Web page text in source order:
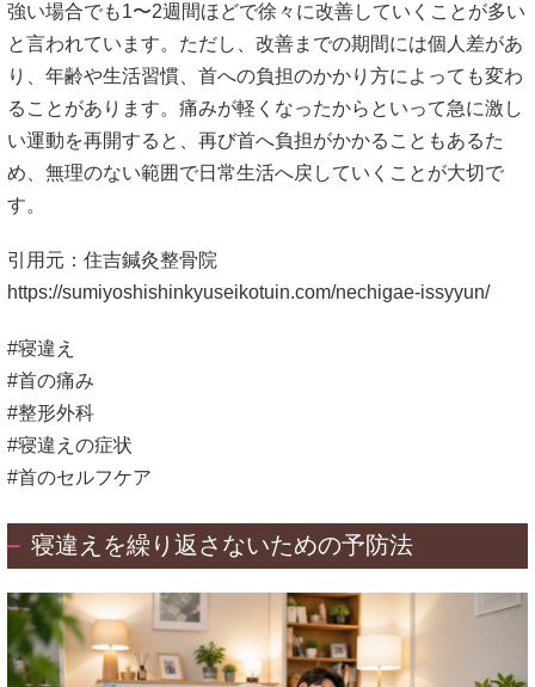
強い場合でも1〜2週間ほどで徐々に改善していくことが多い
と言われています。ただし、改善までの期間には個人差があ
り、年齢や生活習慣、首への負担のかかり方によっても変わ
ることがあります。痛みが軽くなったからといって急に激し
い運動を再開すると、再び首へ負担がかかることもあるた
め、無理のない範囲で日常生活へ戻していくことが大切で
す。
引用元：住吉鍼灸整骨院
https://sumiyoshishinkyuseikotuin.com/nechigae-issyyun/
#寝違え
#首の痛み
#整形外科
#寝違えの症状
#首のセルフケア
寝違えを繰り返さないための予防法